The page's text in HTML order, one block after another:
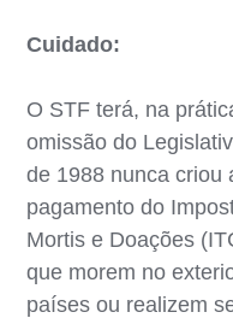
Cuidado:
O STF terá, na
omissão do
de 1988 nunca criou
pagamento do
Mortis e Doações
que morem no
países ou realizem